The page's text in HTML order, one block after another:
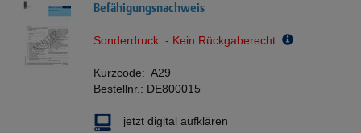
Befähigungsnachweis
Sonderdruck - Kein Rückgaberecht
Kurzcode: A29
Bestellnr.: DE800015
jetzt digital aufklären